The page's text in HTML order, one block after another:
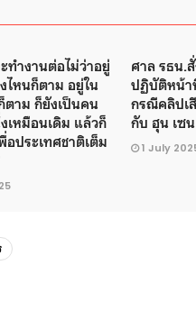
ทำงานต่อไม่ว่าอยู่
ไหนก็ตาม อยู่ใน
ตาม ก็ยังเป็นคน
เหมือนเดิม แล้วก็
อประเทศชาติเต็ม
ศาล รธน.
ปฏิบัติหน้า
กรณีคลิปเ
กับ ฮุน เซน
1 July